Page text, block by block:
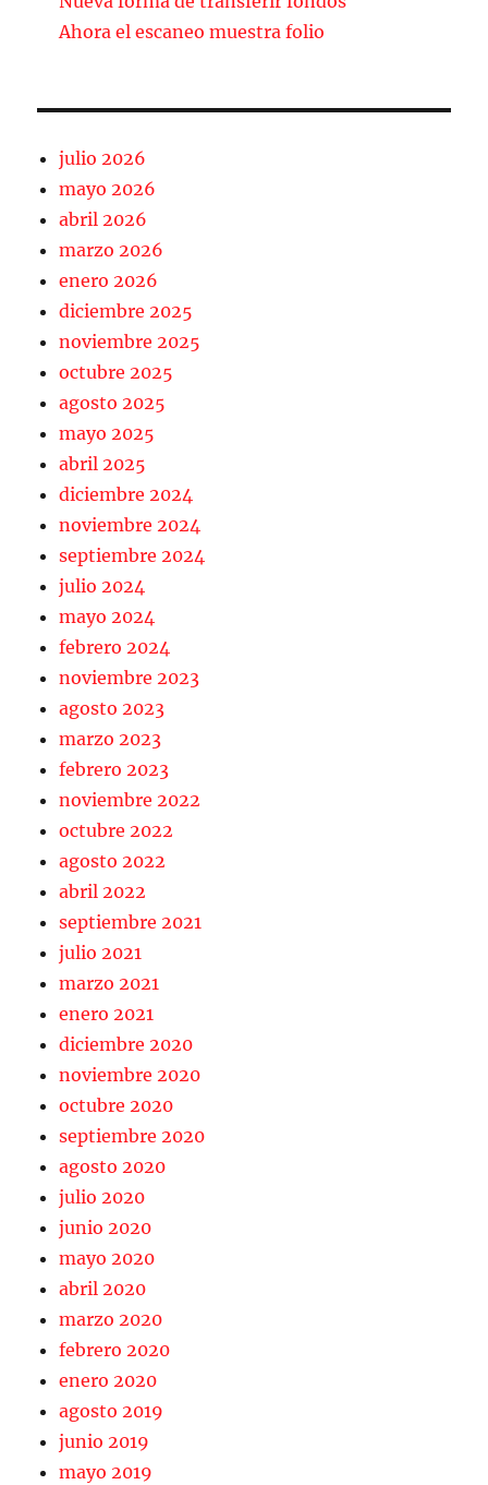
Ahora el escaneo muestra folio
julio 2026
mayo 2026
abril 2026
marzo 2026
enero 2026
diciembre 2025
noviembre 2025
octubre 2025
agosto 2025
mayo 2025
abril 2025
diciembre 2024
noviembre 2024
septiembre 2024
julio 2024
mayo 2024
febrero 2024
noviembre 2023
agosto 2023
marzo 2023
febrero 2023
noviembre 2022
octubre 2022
agosto 2022
abril 2022
septiembre 2021
julio 2021
marzo 2021
enero 2021
diciembre 2020
noviembre 2020
octubre 2020
septiembre 2020
agosto 2020
julio 2020
junio 2020
mayo 2020
abril 2020
marzo 2020
febrero 2020
enero 2020
agosto 2019
junio 2019
mayo 2019